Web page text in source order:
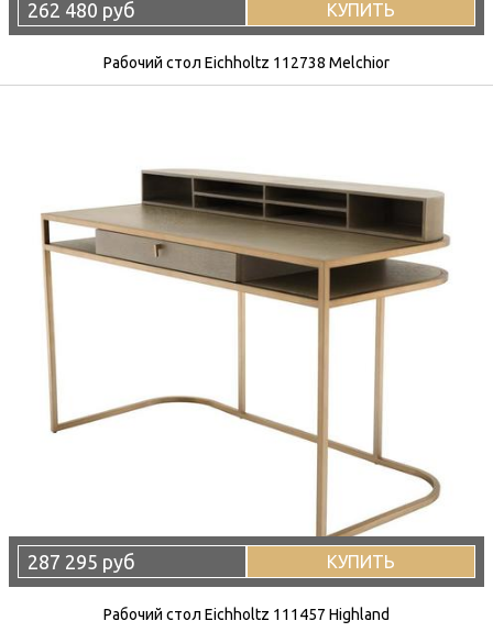
262 480 руб КУПИТЬ
Рабочий стол Eichholtz 112738 Melchior
287 295 руб КУПИТЬ
Рабочий стол Eichholtz 111457 Highland